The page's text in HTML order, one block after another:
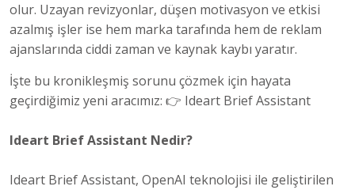
olur. Uzayan revizyonlar, düşen motivasyon ve etkisi
azalmış işler ise hem marka tarafında hem de reklam
ajanslarında ciddi zaman ve kaynak kaybı yaratır.
İşte bu kronikleşmiş sorunu çözmek için hayata
geçirdiğimiz yeni aracımız: 👉 Ideart Brief Assistant
Ideart Brief Assistant Nedir?
Ideart Brief Assistant, OpenAI teknolojisi ile geliştirilen